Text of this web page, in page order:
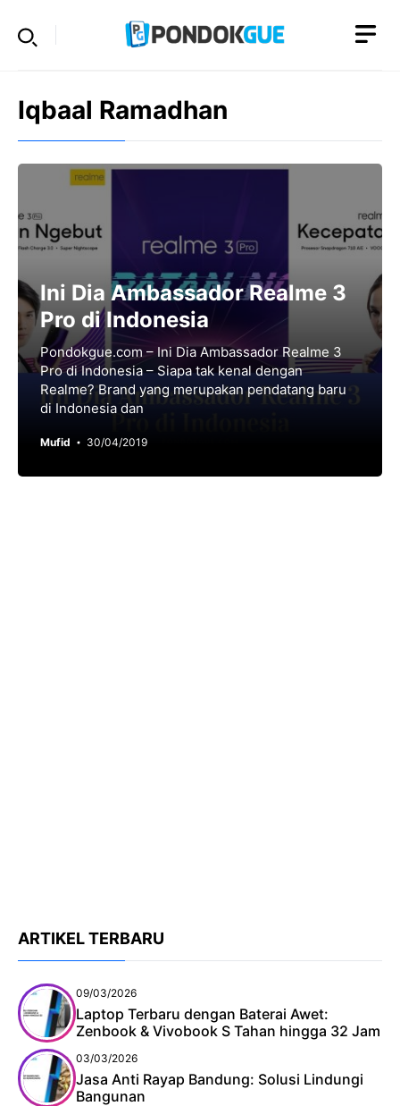
Iqbaal Ramadhan
Ini Dia Ambassador Realme 3
Pro di Indonesia
Pondokgue.com – Ini Dia Ambassador Realme 3
Pro di Indonesia – Siapa tak kenal dengan
Realme? Brand yang merupakan pendatang baru
di Indonesia dan
Mufid 30/04/2019
ARTIKEL TERBARU
09/03/2026
Laptop Terbaru dengan Baterai Awet:
Zenbook & Vivobook S Tahan hingga 32 Jam
03/03/2026
Jasa Anti Rayap Bandung: Solusi Lindungi
Bangunan